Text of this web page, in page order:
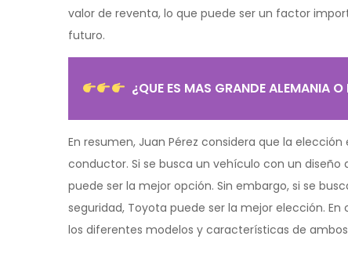
valor de reventa, lo que puede ser un factor
futuro.
¿QUE ES MAS GRANDE ALEMANIA
En resumen, Juan Pérez considera que la
conductor. Si se busca un vehículo con un
puede ser la mejor opción. Sin embargo, si se
seguridad, Toyota puede ser la mejor elección.
los diferentes modelos y características de